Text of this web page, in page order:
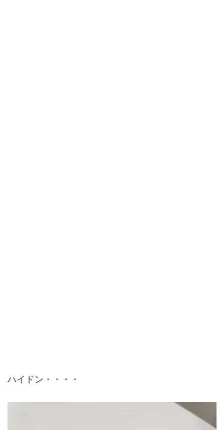
ハイドン・・・・